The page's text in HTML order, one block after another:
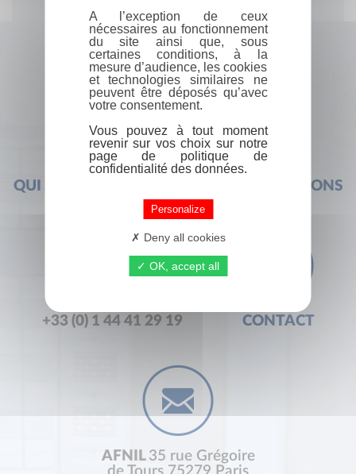
QUI SOMMES-NOUS ? FOIRE AUX QUESTIONS
+33 (0) 1 44 41 29 19 CONTACT
AFNIL 35 rue Grégoire
A l’exception de ceux
nécessaires au fonctionnement
du site ainsi que, sous
certaines conditions, à la
mesure d’audience, les cookies
et technologies similaires ne
peuvent être déposés qu’avec
votre consentement.
Vous pouvez à tout moment
revenir sur vos choix sur notre
page de politique de
confidentialité des données.
Personalize
Deny all cookies
OK, accept all